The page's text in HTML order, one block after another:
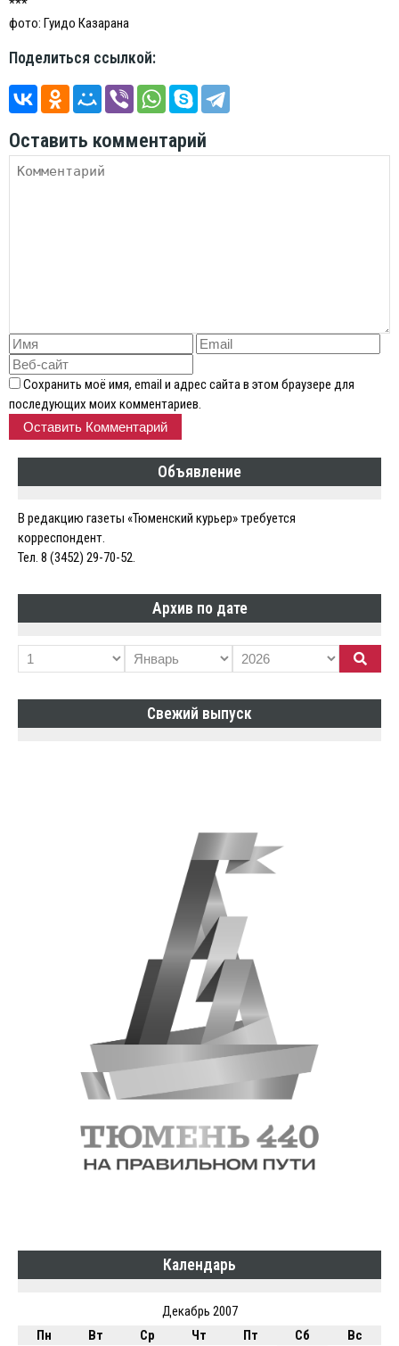
фото: Гуидо Казарана
Поделиться ссылкой:
Оставить комментарий
Сохранить моё имя, email и адрес сайта в этом браузере для
последующих моих комментариев.
Объявление
В редакцию газеты «Тюменский курьер» требуется
корреспондент.
Тел. 8 (3452) 29-70-52.
Архив по дате
Свежий выпуск
Календарь
Декабрь 2007
Пн
Вт Ср Чт Пт Сб
Вс